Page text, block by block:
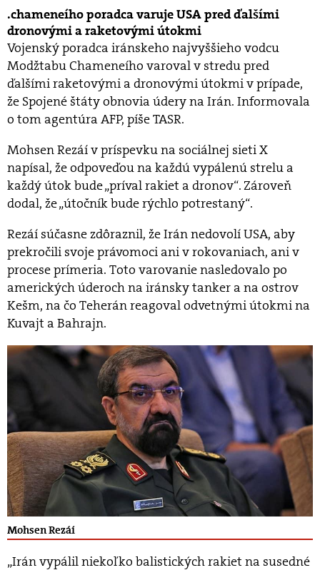
chameneího poradca varuje USA pred ďalšími
dronovými a raketovými útokmi
Vojenský poradca iránskeho najvyššieho vodcu
Modžtabu Chameneího varoval v stredu pred
ďalšími raketovými a dronovými útokmi v prípade,
že Spojené štáty obnovia údery na Irán. Informovala
o tom agentúra AFP, píše TASR.
Mohsen Rezáí v príspevku na sociálnej sieti X
napísal, že odpoveďou na každú vypálenú strelu a
každý útok bude „príval rakiet a dronov“. Zároveň
dodal, že „útočník bude rýchlo potrestaný“.
Rezáí súčasne zdôraznil, že Irán nedovolí USA, aby
prekročili svoje právomoci ani v rokovaniach, ani v
procese prímeria. Toto varovanie nasledovalo po
amerických úderoch na iránsky tanker a na ostrov
Kešm, na čo Teherán reagoval odvetnými útokmi na
Kuvajt a Bahrajn.
Mohsen Rezáí
„Irán vypálil niekoľko balistických rakiet na susedné